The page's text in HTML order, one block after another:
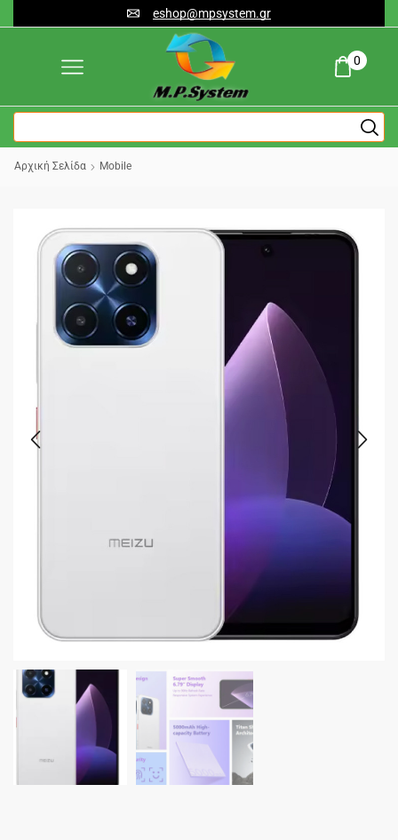
eshop@mpsystem.gr
0
Αρχική Σελίδα Mobile